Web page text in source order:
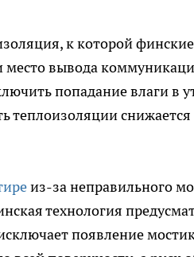
к которой
место вывода
попадание влаги в
теплоизоляции снижается
из-за неправильного
технология
появление